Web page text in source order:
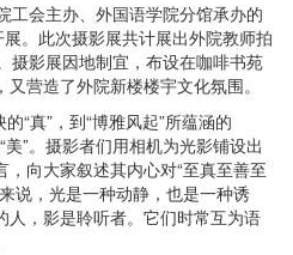
会主办、外国语学院分馆承办的
。此次摄影展共计展出外院教师拍
摄影展因地制宜，布设在咖啡书苑
营造了外院新楼楼宇文化氛围。
“真”，到“博雅风起”所蕴涵的
美”。摄影者们用相机为光影铺设出
向大家叙述其内心对“至真至善至
说，光是一种动静，也是一种诱
人，影是聆听者。它们时常互为语